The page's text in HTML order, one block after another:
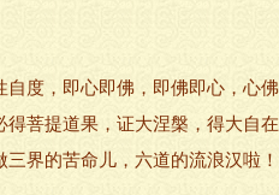
度，即心即佛，即佛即心，心
菩提道果，证大涅槃，得大自
界的苦命儿，六道的流浪汉啦！